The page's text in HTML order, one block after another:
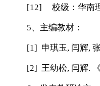
[12] 校级：华南
5、主编教材：
[1] 申琪玉, 闫辉,
[2] 王幼松, 闫辉.